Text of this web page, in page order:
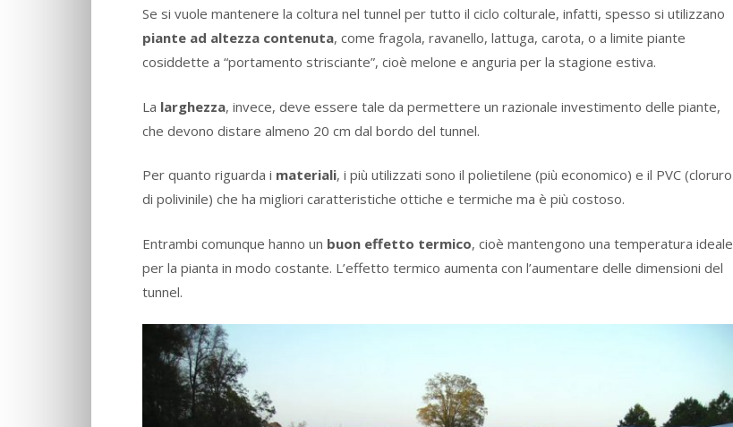
Se si vuole mantenere la coltura nel tunnel per tutto il ciclo colturale, infatti, spesso si utilizzano
piante ad altezza contenuta, come fragola, ravanello, lattuga, carota, o a limite piante
cosiddette a “portamento strisciante”, cioè melone e anguria per la stagione estiva.
La larghezza, invece, deve essere tale da permettere un razionale investimento delle piante,
che devono distare almeno 20 cm dal bordo del tunnel.
Per quanto riguarda i materiali, i più utilizzati sono il polietilene (più economico) e il PVC (cloruro
di polivinile) che ha migliori caratteristiche ottiche e termiche ma è più costoso.
Entrambi comunque hanno un buon effetto termico, cioè mantengono una temperatura ideale
per la pianta in modo costante. L’effetto termico aumenta con l’aumentare delle dimensioni del
tunnel.